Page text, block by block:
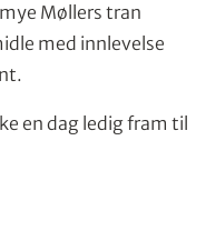
Møllers tran
med innlevelse
en dag ledig fram til